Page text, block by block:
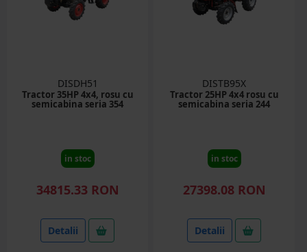
DISDH51
Tractor 35HP 4x4, rosu cu
semicabina seria 354
in stoc
34815.33 RON
Detalii
DISTB95X
Tractor 25HP 4x4 rosu cu
semicabina seria 244
in stoc
27398.08 RON
Detalii